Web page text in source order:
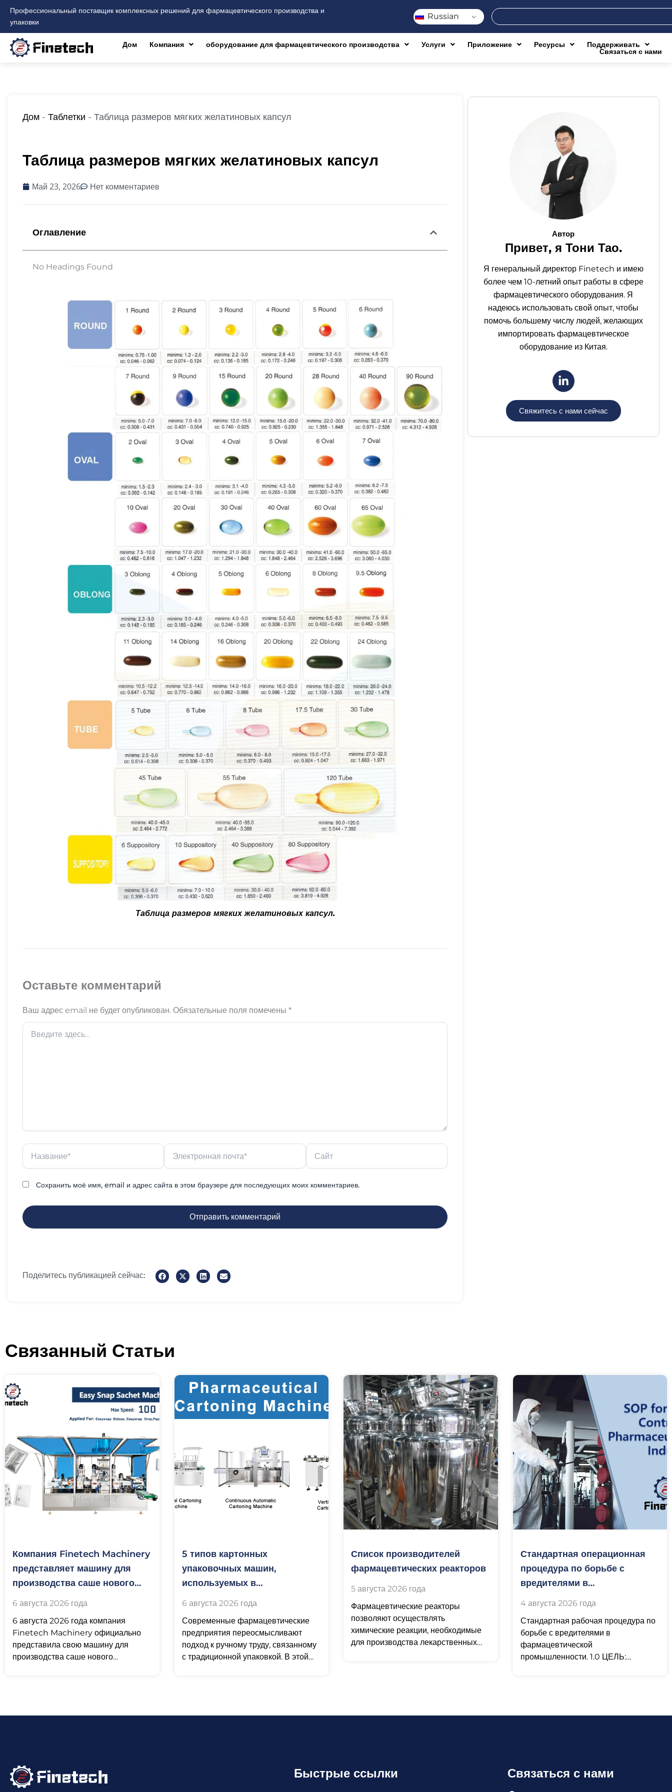
Перейти
содержимому
Профессиональный поставщик комплексных решений для фармацевтического производства и
упаковки
Russian Поиск
Дом Компания оборудование для фармацевтического производства Услуги Приложение Ресурсы Поддерживать
Связаться с нами
Дом - Таблетки - Таблица размеров мягких желатиновых капсул
Таблица размеров мягких желатиновых капсул
Май 23, 2026 Нет комментариев
Оглавление
No Headings Found
Таблица размеров мягких желатиновых капсул.
Оставьте комментарий
Ваш адрес email не будет опубликован. Обязательные поля помечены *
Введите
здесь...
Название*
Электронная
почта*
Сайт
Сохранить моё имя, email и адрес сайта в этом браузере для последующих моих комментариев.
Поделитесь публикацией сейчас:
Автор
Привет, я Тони Тао.
Я генеральный директор Finetech и имею
более чем 10-летний опыт работы в сфере
фармацевтического оборудования. Я
надеюсь использовать свой опыт, чтобы
помочь большему числу людей, желающих
импортировать фармацевтическое
оборудование из Китая.
Свяжитесь с нами сейчас
Связанный Статьи
Компания Finetech Machinery
представляет машину для
производства саше нового
поколения Easy Snap,
изготовления одноразовой
упаковки с индивидуальными
дозами
6 августа 2026 года
6 августа 2026 года компания
Finetech Machinery официально
представила свою машину для
производства саше нового
5 типов картонных
упаковочных машин,
используемых в
фармацевтической
6 августа 2026 года
Современные фармацевтические
предприятия переосмысливают
подход к ручному труду, связанному
с традиционной упаковкой. В этой
Список производителей
фармацевтических реакторов
5 августа 2026 года
Фармацевтические реакторы
позволяют осуществлять
химические реакции, необходимые
для производства лекарственных
Стандартная операционная
процедура по борьбе с
вредителями в
фармацевтической
4 августа 2026 года
Стандартная рабочая процедура по
борьбе с вредителями в
фармацевтической
промышленности. 1.0 ЦЕЛЬ:
Быстрые ссылки Связаться с нами